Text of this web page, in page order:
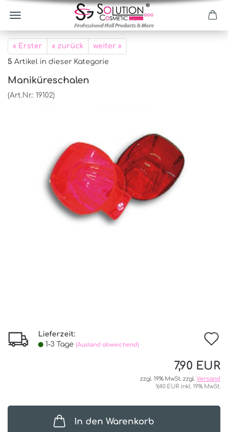
« Erster « zurück weiter »
5 Artikel in dieser Kategorie
Maniküreschalen
(Art.Nr.: 19102)
Lieferzeit:
1-3 Tage (Ausland abweichend)
7,90 EUR
zzgl. 19% MwSt. zzgl. Versand
9,40 EUR inkl. 19% MwSt.
In den Warenkorb